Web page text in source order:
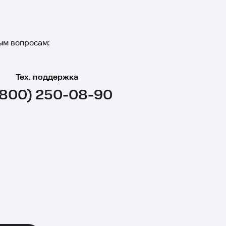
вопросам:
Тех. поддержка
250-08-90